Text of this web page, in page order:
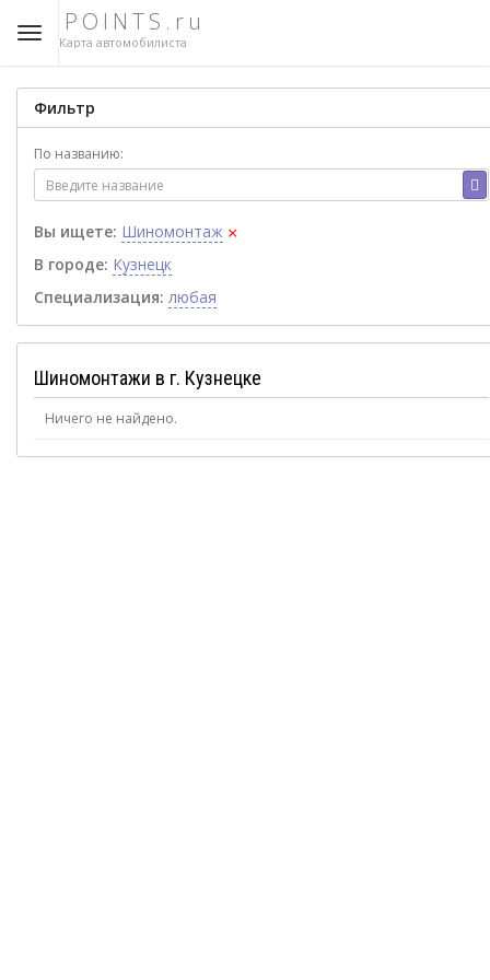
POINTS.ru
Карта автомобилиста
Фильтр
По названию:
Вы ищете: Шиномонтаж ×
В городе: Кузнецк
Специализация: любая
Шиномонтажи в г. Кузнецке
Ничего не найдено.